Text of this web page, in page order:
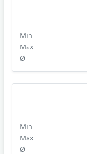
Min
Max
Ø
Min
Max
Ø